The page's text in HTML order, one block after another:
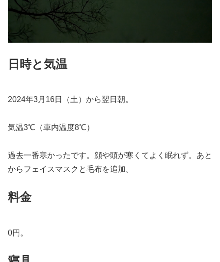
日時と気温
2024年3月16日（土）から翌日朝。
気温3℃（車内温度8℃）
過去一番寒かったです。顔や頭が寒くてよく眠れず。あと
からフェイスマスクと毛布を追加。
料金
0円。